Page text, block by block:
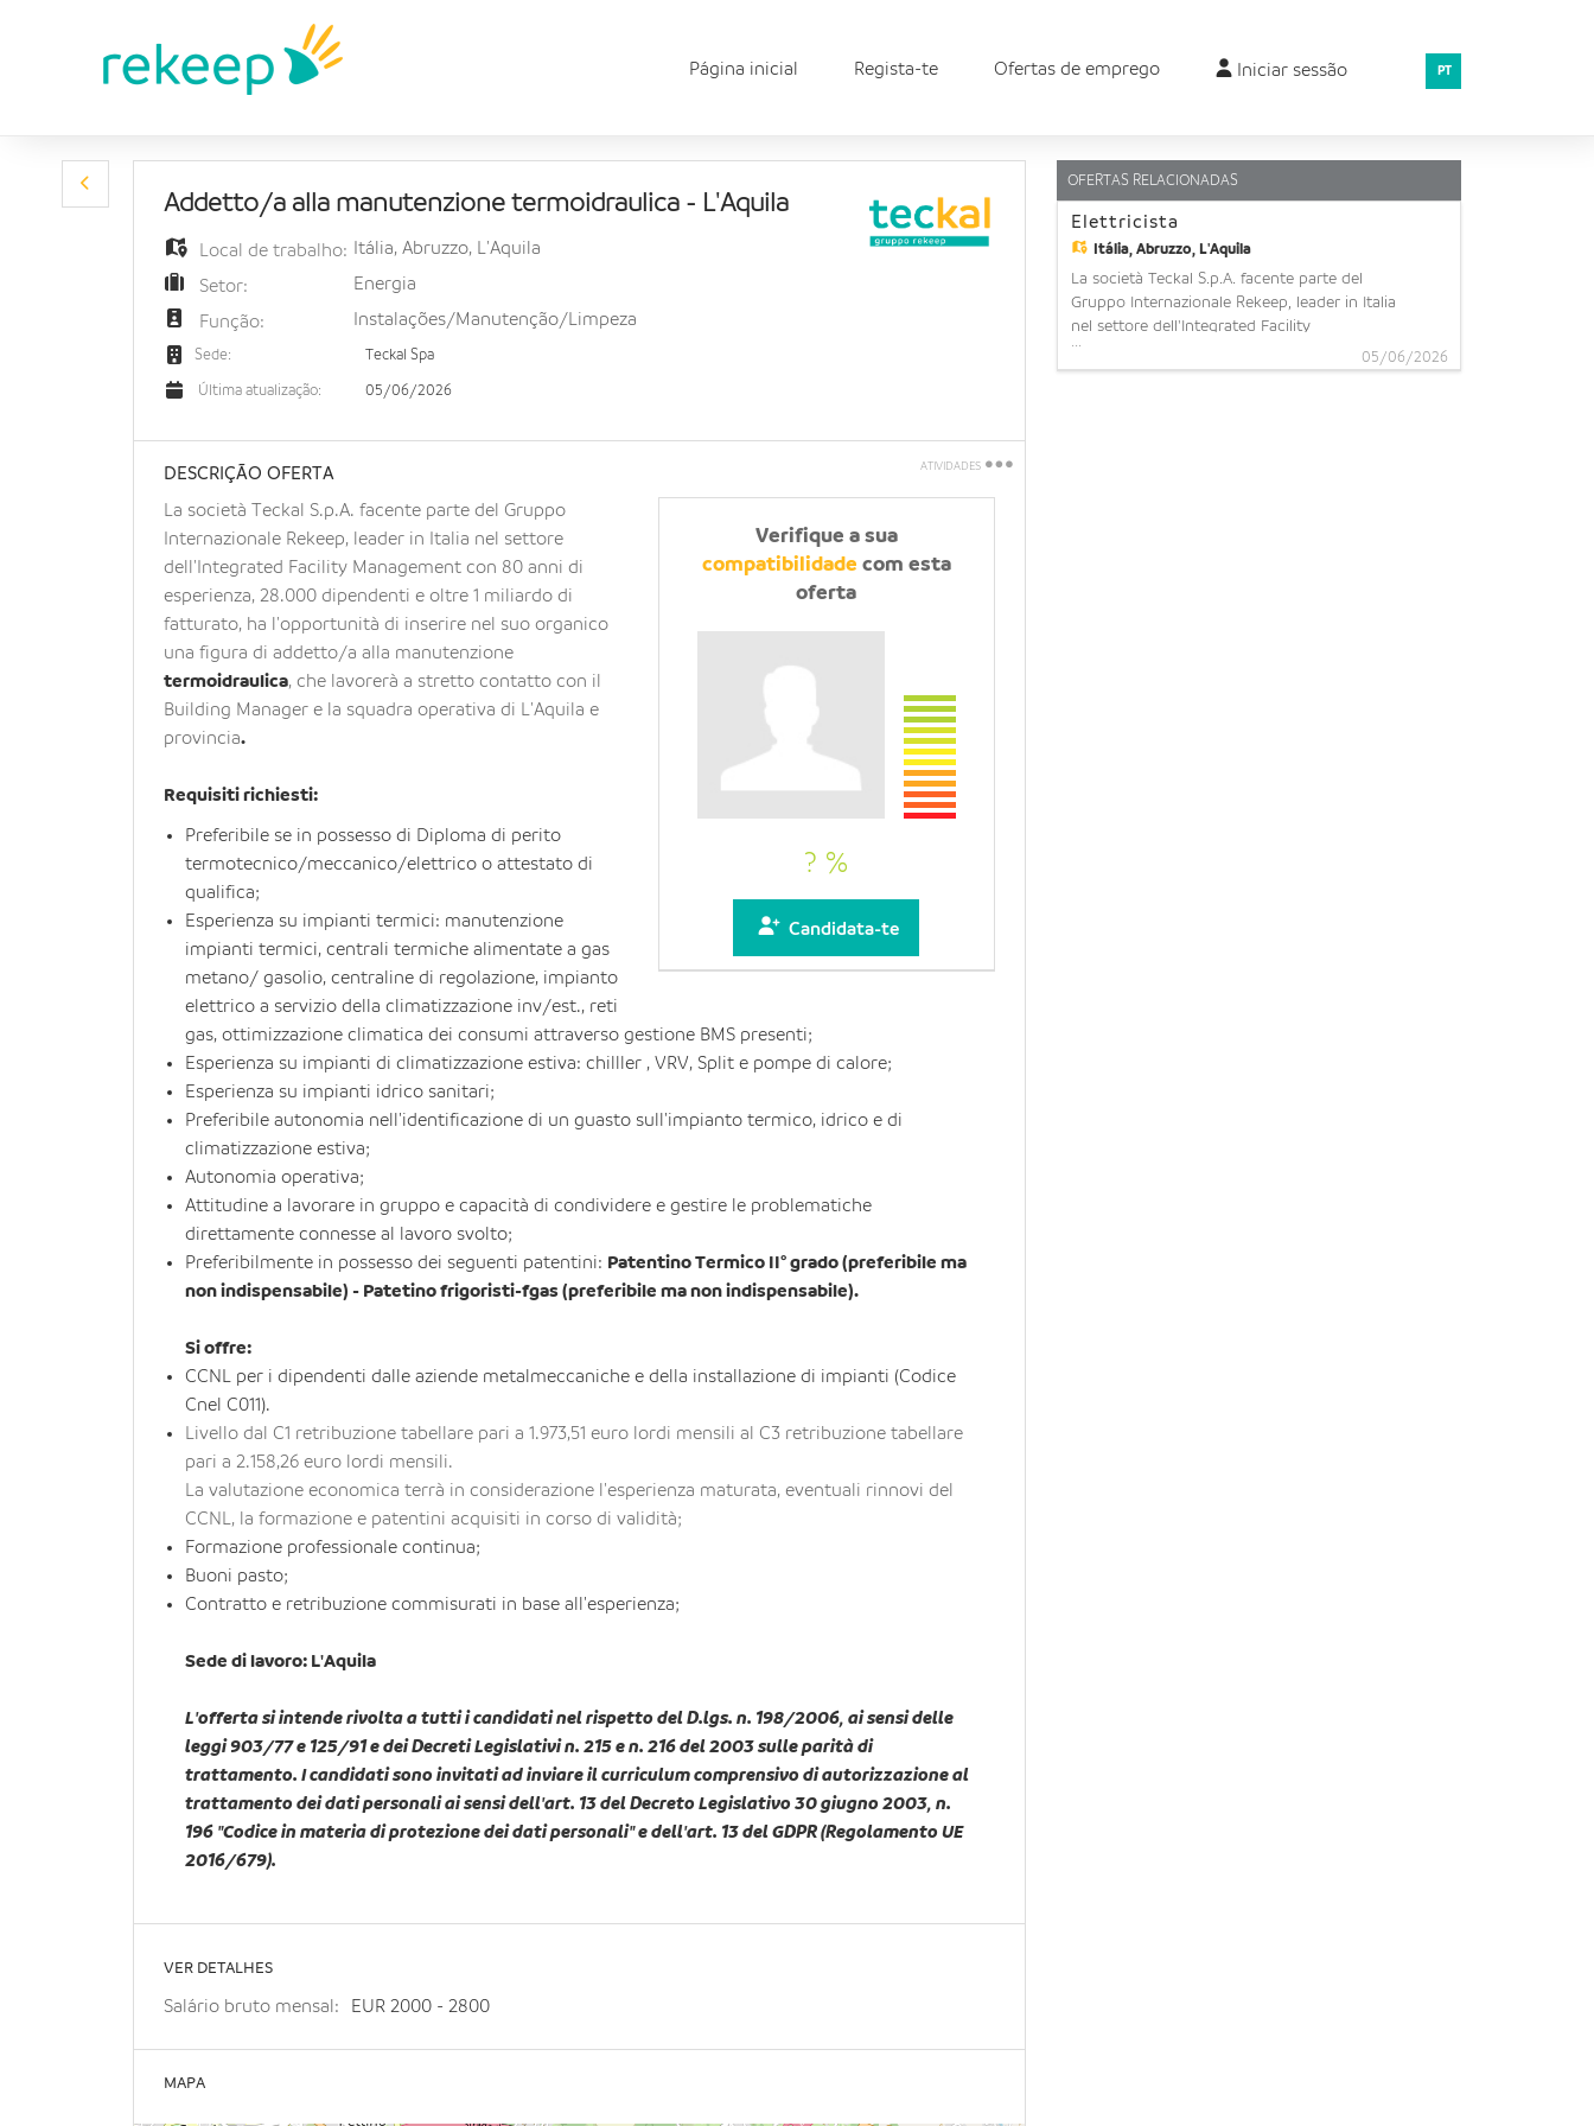
Página inicial Regista-te Ofertas de emprego Iniciar sessão PT
Addetto/a alla manutenzione termoidraulica - L'Aquila
Local de trabalho: Itália, Abruzzo, L'Aquila
Setor:
Energia
Função:
Instalações/Manutenção/Limpeza
Sede: Teckal Spa
Última atualização: 05/06/2026
ATIVIDADES
Partilha com um
amigo
DESCRIÇÃO OFERTA
Verifique a sua
compatibilidade com esta
oferta
? %
Candidata-te
La società Teckal S.p.A. facente parte del Gruppo
Internazionale Rekeep, leader in Italia nel settore
dell'Integrated Facility Management con 80 anni di
esperienza, 28.000 dipendenti e oltre 1 miliardo di
fatturato, ha l'opportunità di inserire nel suo organico
una figura di addetto/a alla manutenzione
termoidraulica, che lavorerà a stretto contatto con il
Building Manager e la squadra operativa di L'Aquila e
provincia.
Requisiti richiesti:
Preferibile se in possesso di Diploma di perito
termotecnico/meccanico/elettrico o attestato di
qualifica;
Esperienza su impianti termici: manutenzione
impianti termici, centrali termiche alimentate a gas
metano/ gasolio, centraline di regolazione, impianto
elettrico a servizio della climatizzazione inv/est., reti
gas, ottimizzazione climatica dei consumi attraverso gestione BMS presenti;
Esperienza su impianti di climatizzazione estiva: chilller , VRV, Split e pompe di calore;
Esperienza su impianti idrico sanitari;
Preferibile autonomia nell'identificazione di un guasto sull'impianto termico, idrico e di
climatizzazione estiva;
Autonomia operativa;
Attitudine a lavorare in gruppo e capacità di condividere e gestire le problematiche
direttamente connesse al lavoro svolto;
Preferibilmente in possesso dei seguenti patentini: Patentino Termico II° grado (preferibile ma
non indispensabile) - Patetino frigoristi-fgas (preferibile ma non indispensabile).
Si offre:
CCNL per i dipendenti dalle aziende metalmeccaniche e della installazione di impianti (Codice
Cnel C011).
Livello dal C1 retribuzione tabellare pari a 1.973,51 euro lordi mensili al C3 retribuzione tabellare
pari a 2.158,26 euro lordi mensili.
La valutazione economica terrà in considerazione l'esperienza maturata, eventuali rinnovi del
CCNL, la formazione e patentini acquisiti in corso di validità;
Formazione professionale continua;
Buoni pasto;
Contratto e retribuzione commisurati in base all'esperienza;
Sede di lavoro: L'Aquila
L'offerta si intende rivolta a tutti i candidati nel rispetto del D.lgs. n. 198/2006, ai sensi delle
leggi 903/77 e 125/91 e dei Decreti Legislativi n. 215 e n. 216 del 2003 sulle parità di
trattamento. I candidati sono invitati ad inviare il curriculum comprensivo di autorizzazione al
trattamento dei dati personali ai sensi dell'art. 13 del Decreto Legislativo 30 giugno 2003, n.
196 "Codice in materia di protezione dei dati personali" e dell'art. 13 del GDPR (Regolamento UE
2016/679).
VER DETALHES
Salário bruto mensal: EUR 2000 - 2800
MAPA
OFERTAS RELACIONADAS
Elettricista
Itália, Abruzzo, L'Aquila
La società Teckal S.p.A. facente parte del
Gruppo Internazionale Rekeep, leader in Italia
nel settore dell'Integrated Facility
Management con 80 anni di esperienza,
28.000 dipendenti e oltre 1 miliardo di
05/06/2026